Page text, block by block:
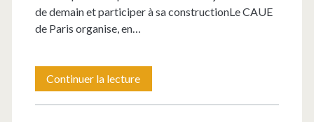
ville
de demain et participer à sa constructionLe CAUE
de Paris organise, en…
Continuer la lecturePetites
Leçons